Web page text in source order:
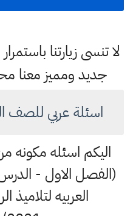
لا تنسى زيارتنا
جديد ومميز معنا
اسئلة عربي للصف
اليكم اسئله مكونه
(الفصل الاول -
العربيه لتلاميذ